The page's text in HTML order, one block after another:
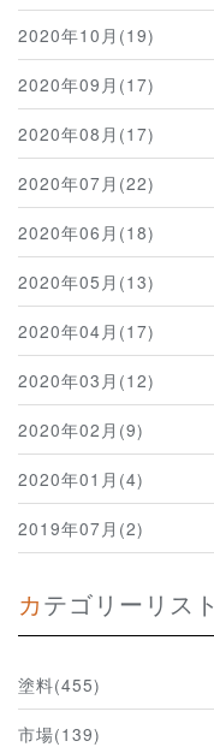
2020年10月(19)
2020年09月(17)
2020年08月(17)
2020年07月(22)
2020年06月(18)
2020年05月(13)
2020年04月(17)
2020年03月(12)
2020年02月(9)
2020年01月(4)
2019年07月(2)
カテゴリーリスト
塗料(455)
市場(139)